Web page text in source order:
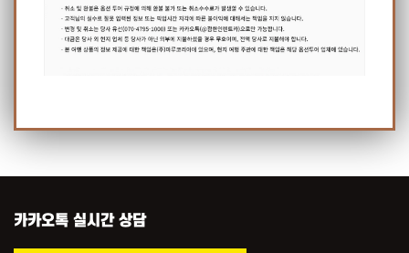
카카오톡 실시간 상담